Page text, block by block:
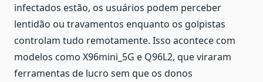
infectados estão, os usuários podem perceber
lentidão ou travamentos enquanto os golpistas
controlam tudo remotamente. Isso acontece com
modelos como X96mini_5G e Q96L2, que viraram
ferramentas de lucro sem que os donos